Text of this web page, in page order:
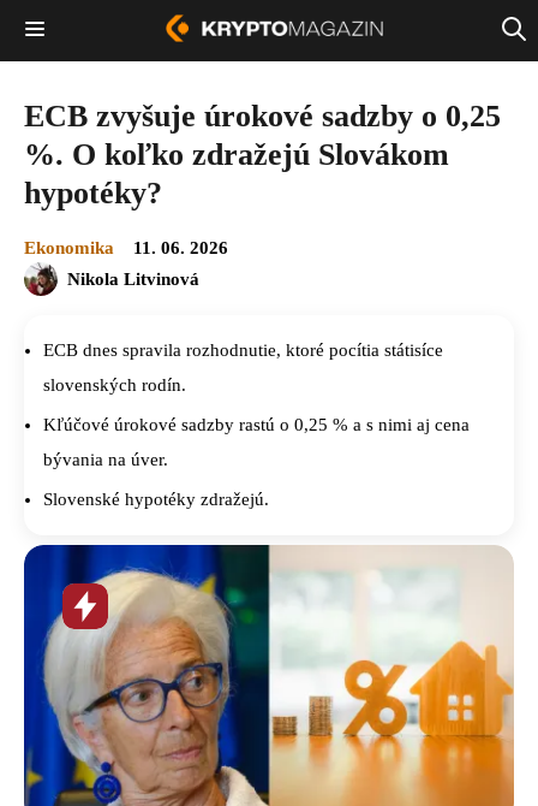
ECB zvyšuje úrokové sadzby o 0,25
%. O koľko zdražejú Slovákom
hypotéky?
Ekonomika
11. 06. 2026
Nikola Litvinová
ECB dnes spravila rozhodnutie, ktoré pocítia státisíce
slovenských rodín.
Kľúčové úrokové sadzby rastú o 0,25 % a s nimi aj cena
bývania na úver.
Slovenské hypotéky zdražejú.
Horúca
novinka